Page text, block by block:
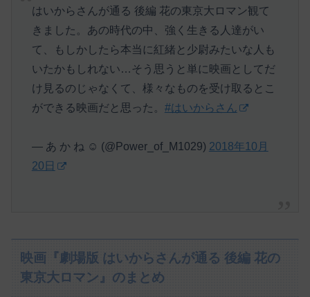
はいからさんが通る 後編 花の東京大ロマン観て
きました。あの時代の中、強く生きる人達がい
て、もしかしたら本当に紅緒と少尉みたいな人も
いたかもしれない…そう思うと単に映画としてだ
け見るのじゃなくて、様々なものを受け取るとこ
ができる映画だと思った。 #はいからさん
— あ か ね ☺︎ (@Power_of_M1029) 2018年10月
20日
映画『劇場版 はいからさんが通る 後編 花の
東京大ロマン』のまとめ